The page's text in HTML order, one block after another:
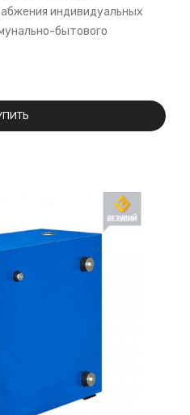
индивидуальных
бытового